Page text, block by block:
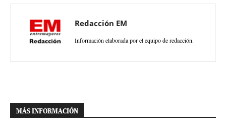
Redacción EM
Información elaborada por el equipo de redacción.
MÁS INFORMACIÓN